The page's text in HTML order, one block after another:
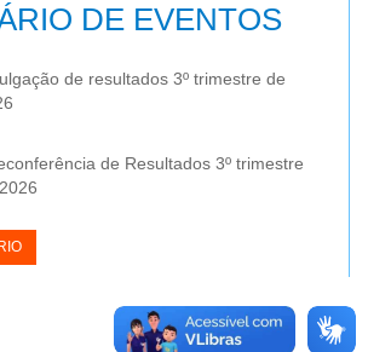
DE EVENTOS
de resultados 3º trimestre de
de Resultados 3º trimestre